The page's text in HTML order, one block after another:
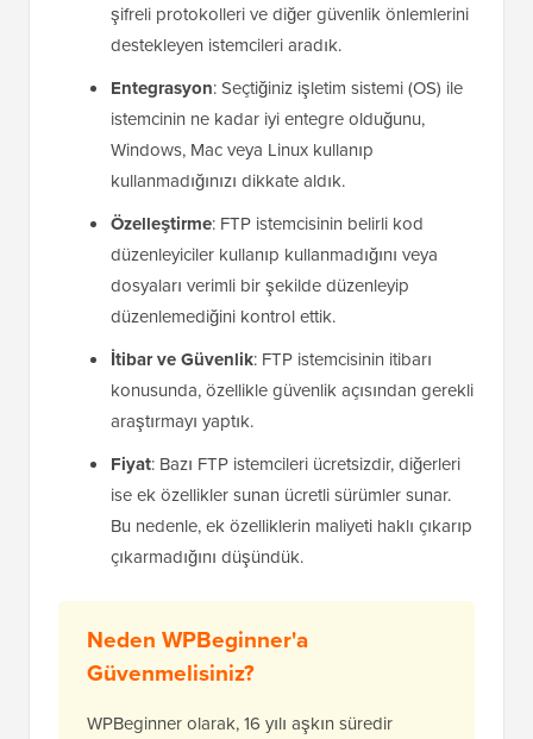
şifreli protokolleri ve diğer güvenlik önlemlerini
destekleyen istemcileri aradık.
Entegrasyon: Seçtiğiniz işletim sistemi (OS) ile
istemcinin ne kadar iyi entegre olduğunu,
Windows, Mac veya Linux kullanıp
kullanmadığınızı dikkate aldık.
Özelleştirme: FTP istemcisinin belirli kod
düzenleyiciler kullanıp kullanmadığını veya
dosyaları verimli bir şekilde düzenleyip
düzenlemediğini kontrol ettik.
İtibar ve Güvenlik: FTP istemcisinin itibarı
konusunda, özellikle güvenlik açısından gerekli
araştırmayı yaptık.
Fiyat: Bazı FTP istemcileri ücretsizdir, diğerleri
ise ek özellikler sunan ücretli sürümler sunar.
Bu nedenle, ek özelliklerin maliyeti haklı çıkarıp
çıkarmadığını düşündük.
Neden WPBeginner'a
Güvenmelisiniz?
WPBeginner olarak, 16 yılı aşkın süredir